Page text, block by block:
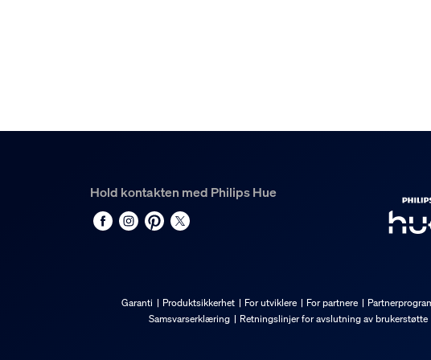
Hold kontakten med Philips Hue
Garanti Produktsikkerhet For utviklere For partnere
Samsvarserklæring
Retningslinjer for avslutning av brukerstøtte